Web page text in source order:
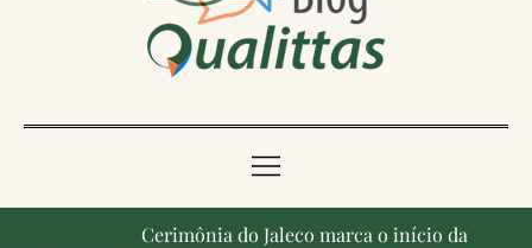
Qualittas, Portas Abertas! e aniversário de